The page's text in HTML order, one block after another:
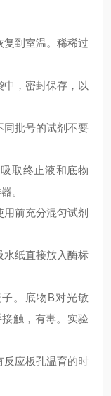
复到室温。稀稀过
，密封保存，以
同批号的试剂不要
取终止液和底物
。
前充分混匀试剂
水纸直接放入酶标
。底物B对光敏
触，有毒。实验
反应板孔温育的时